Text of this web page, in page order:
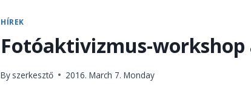
HÍREK
Fotóaktivizmus-workshop
By szerkesztő 2016. March 7. Monday